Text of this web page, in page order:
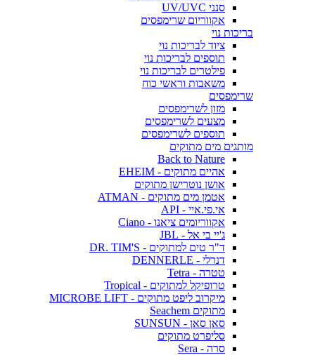
סנני UV/UVC
אקווריום שרימפסים
בריכות נוי
ציוד לבריכות נוי
תוספים לבריכות נוי
פילטרים לבריכות נוי
משאבות וראשי כוח
שרימפסים
מזון לשרימפסים
מצעים לשרימפסים
תוספים לשרימפסים
מותגים מים מתוקים
Back to Nature
אהיים מתוקים - EHEIM
אושן נוטרישן מתוקים
אטמן מים מתוקים - ATMAN
אי.פי.איי - API
אקווריומים ציאנו - Ciano
ג'יי בי אל - JBL
ד"ר טים למתוקים - DR. TIM'S
דנרלי - DENNERLE
טטרה - Tetra
טרופיקל למתוקים - Tropical
מיקרוב ליפט מתוקים - MICROBE LIFT
מתוקים Seachem
סאן סאן - SUNSUN
סליפרט מתוקים
סרה - Sera